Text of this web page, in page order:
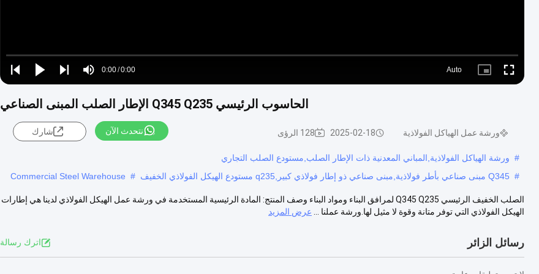
Play
Play
Play
Mute
Time
0:00/0:00
Loaded:
0%
Auto
Picture- Fullscreen
الحاسوب الرئيسي Q345 Q235 الإطار الصلب المبنى الصناعي
ورشة عمل الهياكل الفولاذية 2025-02-18 128 الرؤى نتحدث الآن شارك
# ورشة الهياكل الفولاذية,المباني المعدنية ذات الإطار الصلب,مستودع الصلب التجاري
# Q345 مبنى صناعي بأطر فولاذية,مبنى صناعي ذو إطار فولاذي كبير,q235 مستودع الهيكل الفولاذي الخفيف #
Commercial Steel Warehouse
الصلب الخفيف الرئيسي Q345 Q235 لمرافق البناء ومواد البناء وصف المنتج: المادة الرئيسية المستخدمة في ورشة عمل الهيكل الفولاذي لدينا هي إطارات
الهيكل الفولاذي التي توفر متانة وقوة لا مثيل لها.ورشة عملنا ...
عرض المزيد
رسائل الزائر اترك رسالة